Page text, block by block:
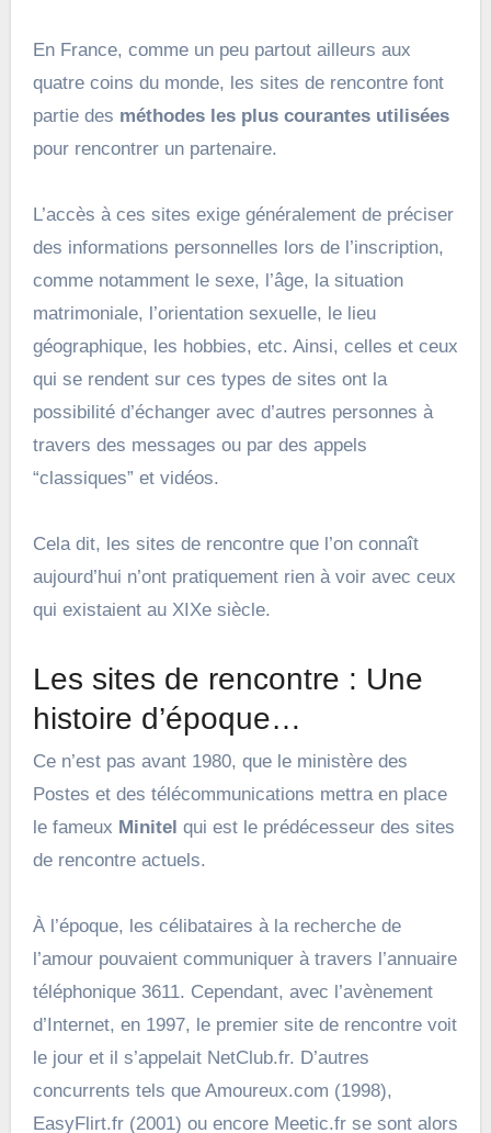
En France, comme un peu partout ailleurs aux
quatre coins du monde, les sites de rencontre font
partie des méthodes les plus courantes utilisées
pour rencontrer un partenaire.
L’accès à ces sites exige généralement de préciser
des informations personnelles lors de l’inscription,
comme notamment le sexe, l’âge, la situation
matrimoniale, l’orientation sexuelle, le lieu
géographique, les hobbies, etc. Ainsi, celles et ceux
qui se rendent sur ces types de sites ont la
possibilité d’échanger avec d’autres personnes à
travers des messages ou par des appels
“classiques” et vidéos.
Cela dit, les sites de rencontre que l’on connaît
aujourd’hui n’ont pratiquement rien à voir avec ceux
qui existaient au XIXe siècle.
Les sites de rencontre : Une
histoire d’époque…
Ce n’est pas avant 1980, que le ministère des
Postes et des télécommunications mettra en place
le fameux Minitel qui est le prédécesseur des sites
de rencontre actuels.
À l’époque, les célibataires à la recherche de
l’amour pouvaient communiquer à travers l’annuaire
téléphonique 3611. Cependant, avec l’avènement
d’Internet, en 1997, le premier site de rencontre voit
le jour et il s’appelait NetClub.fr. D’autres
concurrents tels que Amoureux.com (1998),
EasyFlirt.fr (2001) ou encore Meetic.fr se sont alors